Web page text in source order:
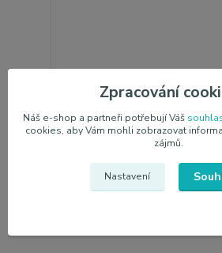
Colourlock - sada na péči o
745,00 Kč
615,70 Kčbez DPH
Přidat do
Zpracování
Náš e-shop a partneři potřebují Váš
cookies, aby Vám mohli zobrazovat
zájmů.
Nastavení